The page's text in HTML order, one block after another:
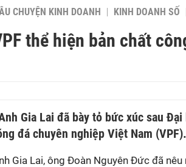
CHUYỆN KINH DOANH KINH DOANH SỐ
thể hiện bản chất
Gia Lai đã bày tỏ bức xúc sau
đá chuyên nghiệp Việt Nam (VPF).
Gia Lai, ông Đoàn Nguyên Đức đã nêu